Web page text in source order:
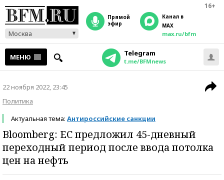
16+
Москва
прямой
эфир
Канал в
MAX
max.ru/bfm
МЕНЮ Telegram
t.me/BFMnews
22 ноября 2022, 23:45
Политика
Актуальная тема: Антироссийские санкции
Bloomberg: ЕС предложил 45-дневный
переходный период после ввода потолка
цен на нефть